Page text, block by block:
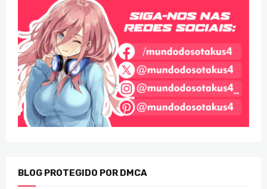
BLOG PROTEGIDO POR DMCA